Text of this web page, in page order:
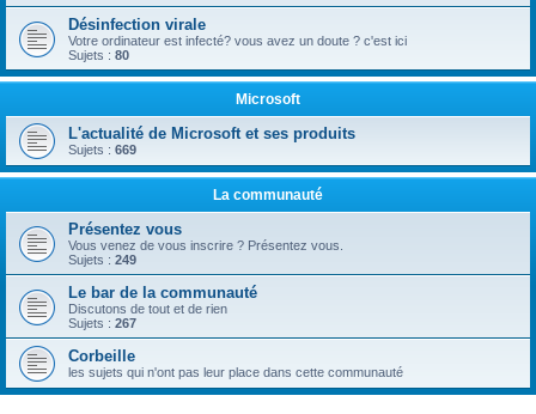
Désinfection virale
Votre ordinateur est infecté? vous avez un doute ? c'est ici
Sujets : 80
Microsoft
L'actualité de Microsoft et ses produits
Sujets : 669
La communauté
Présentez vous
Vous venez de vous inscrire ? Présentez vous.
Sujets : 249
Le bar de la communauté
Discutons de tout et de rien
Sujets : 267
Corbeille
les sujets qui n'ont pas leur place dans cette communauté